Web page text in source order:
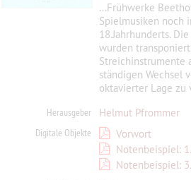
...Frühwerke
Spielmusiken noch
18.Jahrhunderts.
wurden
Streichinstrumente
ständigen Wechsel
oktavierter Lage zu
Herausgeber Helmut Pfrommer
Digitale Objekte
Vorwort
Notenbeispiel:
Notenbeispiel: